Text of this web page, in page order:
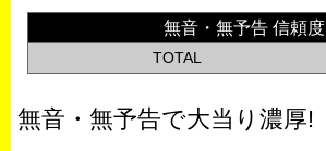
無音・無予告 信頼度
TOTAL
無音・無予告で大当り濃厚!